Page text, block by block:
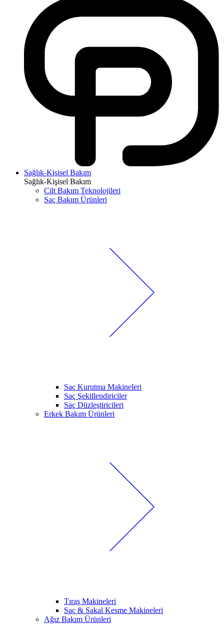
Sağlık-Kişisel Bakım
Sağlık-Kişisel Bakım
Cilt Bakım Teknolojileri
Saç Bakım Ürünleri
Saç Kurutma Makineleri
Saç Şekillendiriciler
Saç Düzleştiricileri
Erkek Bakım Ürünleri
Tıraş Makineleri
Saç & Sakal Kesme Makineleri
Ağız Bakım Ürünleri